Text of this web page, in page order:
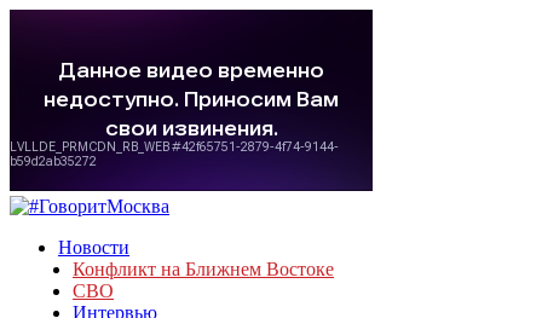
Новости
Конфликт на Ближнем Востоке
СВО
Интервью